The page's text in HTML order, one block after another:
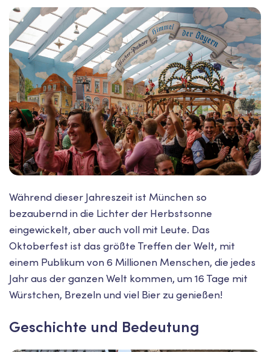
Während dieser Jahreszeit ist München so
bezaubernd in die Lichter der Herbstsonne
eingewickelt, aber auch voll mit Leute. Das
Oktoberfest ist das größte Treffen der Welt, mit
einem Publikum von 6 Millionen Menschen, die jedes
Jahr aus der ganzen Welt kommen, um 16 Tage mit
Würstchen, Brezeln und viel Bier zu genießen!
Geschichte und Bedeutung